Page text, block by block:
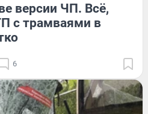
версии ЧП. Всё,
c трамваями в
6